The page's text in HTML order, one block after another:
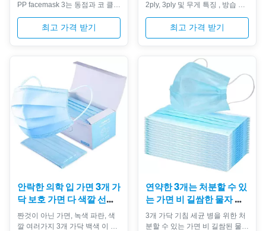
PP facemask 3는 동점과 코 클립
으로 층을 이룹니다 특징 피부 염
증에서 막으십시오 쉬운 조정가
능한 고무줄 박테리아에게서 막
는 부지런히 쓰고 4개는 가면을
부지런히 씁니다 우수한 내구성
및 질 경쟁가격 이점 유효한 다른
색깔 포장은 클라이언트의 필요
조건에 따라 주문을 받아서 만들
어질 수 있습니다. 우리는 최고 질
가면 부직포 및 가면을 제안하는
예술 시설의 국가에 제조자 입니
다. 가면은 공수 감염에 대하여 얼
굴 보호를 위해 건강 ...
최고 가격 받기
2ply, 3ply 및 무게 특징 , 방습 환
경 친절한 물자의 만드는, 비독성,
비 자극, 연약하고와 안락한. 그것
을 유용한과 유행에게 만드는 귀
페셜은 먼지, 자동차 배출, 꽃가
루, 등에 대하여 3개 가닥 짠것이
아닌 디자인, 보호해줍니다. 당신
이 그것을 착용할 때 디자인을, 그
것 이음새가 없 맞습니다 당신의
얼굴에 완전히 하십시오. 탄력 있
는 귀 반복은 귀에 압력 착용하기
쉽습니다. 의학의, 못 살롱 또는
보호가 비행기 병원과 같이 요구
될지도 모른 어떤 다른 ...
최고 가격 받기
안락한 의학 입 가면 3개 가
닥 보호 가면 다 색깔 선택
권
짠것이 아닌 가면, 녹색 파란, 색
깔 여러가지 3개 가닥 백색 이 가
연약한 3개는 처분할 수 있
는 가면 비 길쌈한 물자 낮
은 호흡 저항을 부지런히
씁니다
3개 가닥 기침 세균 병을 위한 처
분할 수 있는 가면 비 길쌈된 물자